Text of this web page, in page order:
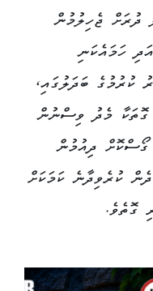
ދުރަށް ޖެހިލުމުން
ހަމައެކަނި
ބަދަލުގައި،
މެދު ވިސްނުން
ދިއުމުން
ކުރެވިދާނެ ކަމަކަށް
ގޮތެވެ.